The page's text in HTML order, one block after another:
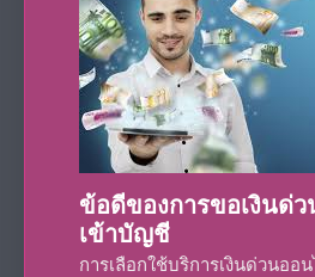
ข้อดีของการขอเงินด่
เข้าบัญชี
การเลือกใช้บริการเงินด่วนอ